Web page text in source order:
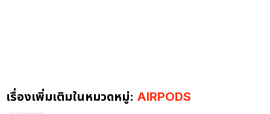
เรื่องเพิ่มเติมในหมวดหมู่: AIRPODS